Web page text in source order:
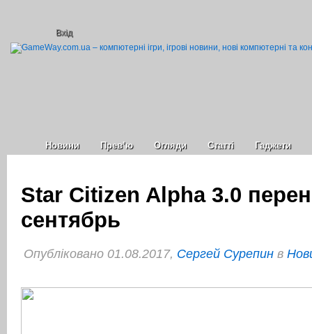
Вхід
Новини Прев’ю Огляди Статті Гаджети
Star Citizen Alpha 3.0
сентябрь
Опубліковано 01.08.2017, Сергей Сурепин в